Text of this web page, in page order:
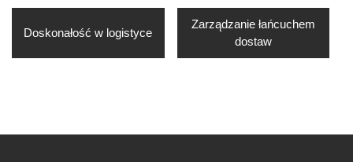
Doskonałość w logistyce
Zarządzanie łańcuchem
dostaw